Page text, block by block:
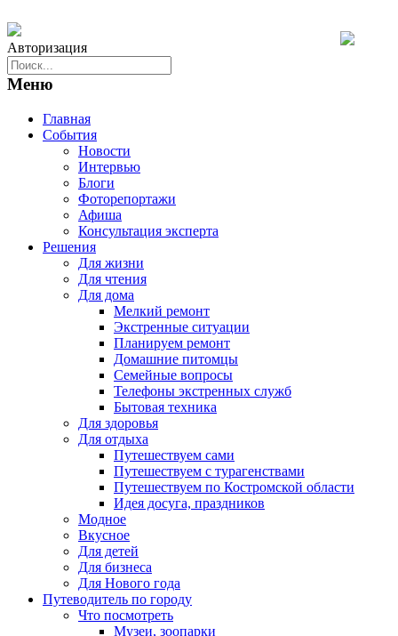
Авторизация
Меню
Главная
События
Новости
Интервью
Блоги
Фоторепортажи
Афиша
Консультация эксперта
Решения
Для жизни
Для чтения
Для дома
Мелкий ремонт
Экстренные ситуации
Планируем ремонт
Домашние питомцы
Семейные вопросы
Телефоны экстренных служб
Бытовая техника
Для здоровья
Для отдыха
Путешествуем сами
Путешествуем с турагенствами
Путешествуем по Костромской области
Идея досуга, праздников
Модное
Вкусное
Для детей
Для бизнеса
Для Нового года
Путеводитель по городу
Что посмотреть
Музеи, зоопарки